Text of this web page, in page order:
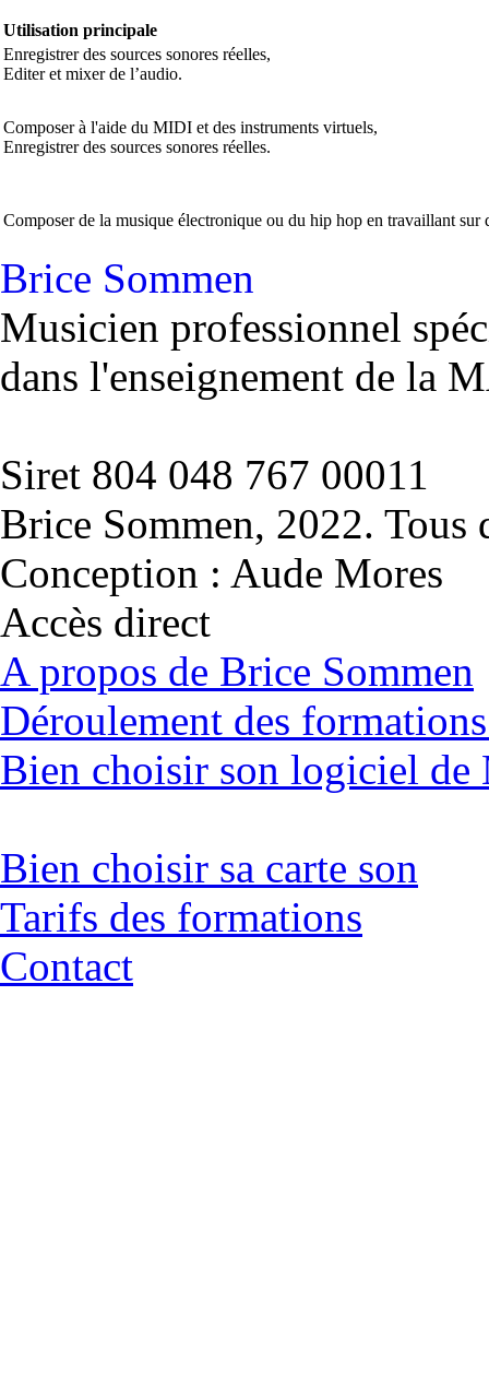
Utilisation principale
Enregistrer des sources sonores réelles,
Editer et mixer de l’audio.
Composer à l'aide du MIDI et des instruments virtuels,
Enregistrer des sources sonores réelles.
Composer de la musique électronique ou du hip hop en travaillant sur
Brice Sommen
Musicien professionnel
dans l'enseignement de la
Siret 804 048 767 00011
Brice Sommen, 2022. Tous
Conception : Aude Mores
Accès direct
A propos de Brice Sommen
Déroulement des
Bien choisir son logiciel de
Bien choisir sa carte son
Tarifs des formations
Contact